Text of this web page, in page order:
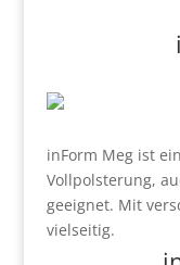
inForm Meg ist
Vollpolsterung,
geeignet. Mit
vielseitig.